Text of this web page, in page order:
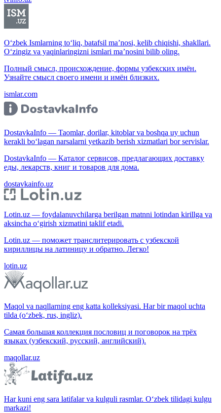
O‘zbek Ismlarning to‘liq, batafsil ma’nosi, kelib chiqishi, shakllari.
O‘zingiz va yaqinlaringizni ismlari ma’nosini bilib oling.
Полный смысл, происхождение, формы узбекских имён.
Узнайте смысл своего имени и имён близких.
ismlar.com
DostavkaInfo — Taomlar, dorilar, kitoblar va boshqa uy uchun
kerakli bo‘lagan narsalarni yetkazib berish xizmatlari bor servislar.
DostavkaInfo — Каталог сервисов, предлагающих доставку
еды, лекарств, книг и товаров для дома.
dostavkainfo.uz
Lotin.uz — foydalanuvchilarga berilgan matnni lotindan kirillga va
aksincha o‘girish xizmatini taklif etadi.
Lotin.uz — поможет транслитерировать с узбекской
кириллицы на латиницу и обратно. Легко!
lotin.uz
Maqol va naqllarning eng katta kolleksiyasi. Har bir maqol uchta
tilda (o‘zbek, rus, ingliz).
Самая большая коллекция пословиц и поговорок на трёх
языках (узбекский, русский, английский).
maqollar.uz
Har kuni eng sara latifalar va kulguli rasmlar. O‘zbek tilidagi kulgu
markazi!